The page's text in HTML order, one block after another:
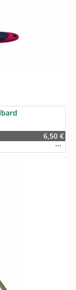
6,50 €